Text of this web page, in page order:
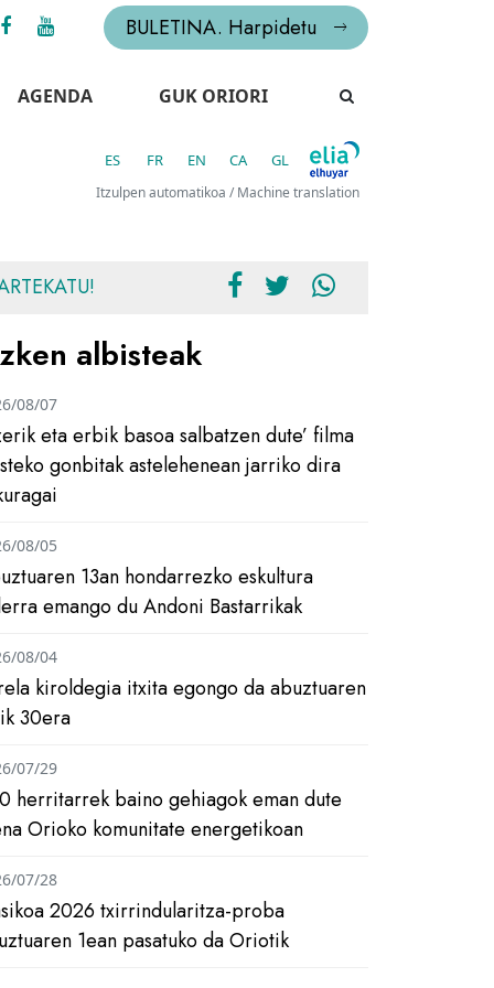
BULETINA. Harpidetu
AGENDA GUK ORIORI
ES FR EN CA GL
Itzulpen automatikoa / Machine translation
albisteak
eta erbik basoa salbatzen dute’ filma
gonbitak astelehenean jarriko dira
08/07
13an hondarrezko eskultura
emango du Andoni Bastarrikak
08/05
kiroldegia itxita egongo da abuztuaren
30era
08/04
herritarrek baino gehiagok eman dute
Orioko komunitate energetikoan
07/29
2026 txirrindularitza-proba
1ean pasatuko da Oriotik
07/28